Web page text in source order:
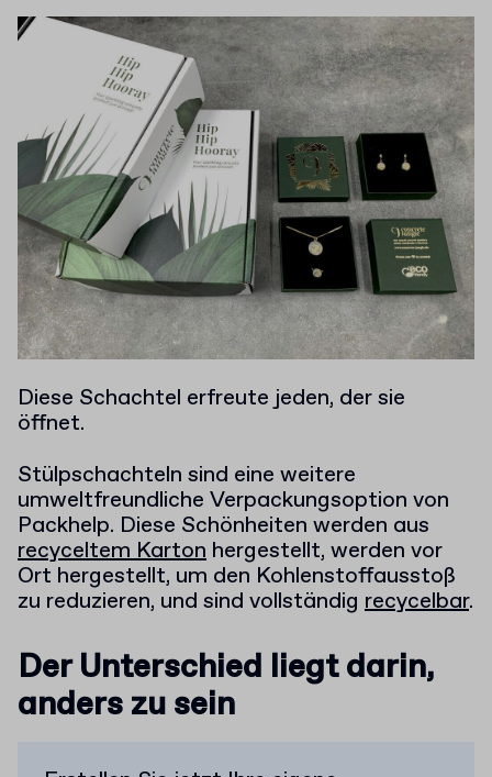
Diese Schachtel erfreute jeden, der sie
öffnet.
Stülpschachteln sind eine weitere
umweltfreundliche Verpackungsoption von
Packhelp. Diese Schönheiten werden aus
recyceltem Karton hergestellt, werden vor
Ort hergestellt, um den Kohlenstoffausstoß
zu reduzieren, und sind vollständig recycelbar.
Der Unterschied liegt darin,
anders zu sein